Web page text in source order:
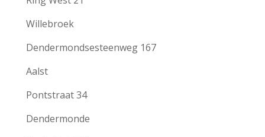
Willebroek
Dendermondsesteenweg 167
Aalst
Pontstraat 34
Dendermonde